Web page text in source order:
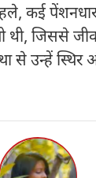
कई
जिससे
से उन्हें